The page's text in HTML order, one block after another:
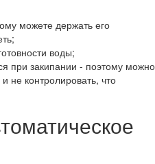
можете держать его
воды;
при закипании - поэтому можно
не контролировать, что